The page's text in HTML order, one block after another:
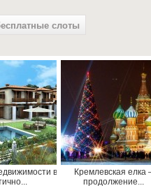
слоты
в
Кремлевская елка
продолжение...